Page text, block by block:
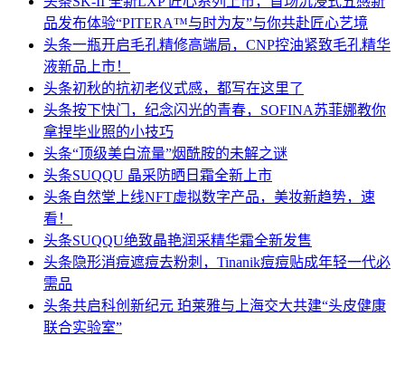
品发布体验“PITERA™与时为友”与你共赴匠心艺境
头条一瓶开启毛孔精修高端局，CNP控油紧致毛孔精华
液新品上市！
头条初秋的抗初老仪式感，都写在这里了
头条按下快门，纪念闪光的青春，SOFINA苏菲娜教你
拿捏毕业照的小技巧
头条“顶级美白流量”烟酰胺的未解之谜
头条SUQQU 晶采防晒日霜全新上市
头条自然堂上线NFT虚拟数字产品，美妆新趋势，速
看！
头条SUQQU绝致晶艳润采精华霜全新发售
头条 隐形消痘遮痘去粉刺，Tinanik痘痘贴成年轻一代必
需品
头条共启科创新纪元 珀莱雅与上海交大共建“头皮健康
联合实验室”